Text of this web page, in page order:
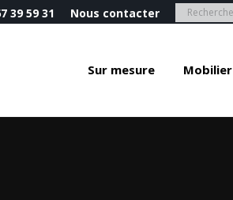
39 59 31 Nous contacter
Sur mesure Mobilier